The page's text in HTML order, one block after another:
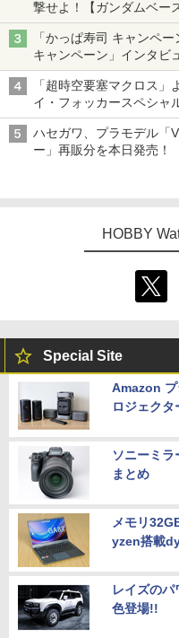
撃せよ！【ガンダムベー
「かっぱ寿司 キャンペ
キャンペーン」インタビ
子どもが楽しめるかっぱ
追求
「超時空要塞マクロス
イ・フォッカースペシャ
ハセガワ、プラモデル「
ー」再販分を本日発売！
HOBBY
Special Site
Amazon
ロジェク
ソニーミ
まとめ
メモリ
yzen搭載
レイズの
色登場!!